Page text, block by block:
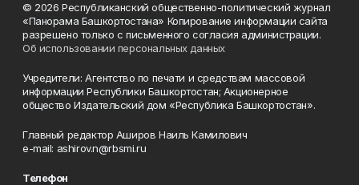
© 2026 Республиканский общественно-политический журнал
«Панорама Башкортостана» Копирование информации сайта
разрешено только с письменного согласия администрации.
Об использовании персональных данных
Учредители: Агентство по печати и средствам массовой
информации Республики Башкортостан; Акционерное
общество Издательский дом «Республика Башкортостан».
Главный редактор Аширов Наиль Камилович
e-mail: ashirov.n@rbsmi.ru
Телефон